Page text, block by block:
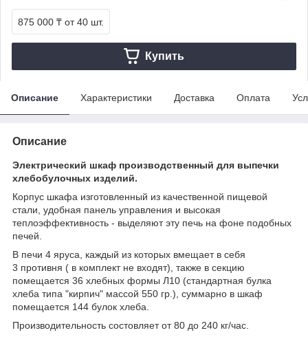
875 000 ₸ от 40 шт.
Купить
Описание Характеристики Доставка Оплата
Описание
Электрический шкаф производственный для выпечки
хлебобулочных изделий.
Корпус шкафа изготовленный из качественной пищевой
стали, удобная панель управления и высокая
теплоэффективность - выделяют эту печь на фоне подобных
печей.
В печи 4 яруса, каждый из которых вмещает в себя
3 противня ( в комплект не входят), также в секцию
помещается 36 хлебных формы Л10 (стандартная булка
хлеба типа "кирпич" массой 550 гр.), суммарно в шкаф
помещается 144 булок хлеба.
Производительность состовляет от 80 до 240 кг/час.